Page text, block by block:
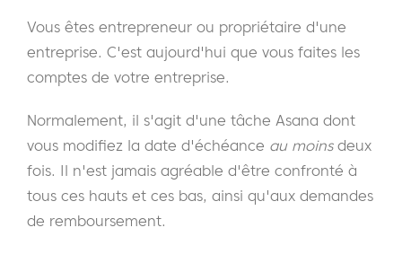
Vous êtes entrepreneur ou propriétaire d'une
entreprise. C'est aujourd'hui que vous faites les
comptes de votre entreprise.
Normalement, il s'agit d'une tâche Asana dont
vous modifiez la date d'échéance au moinsdeux
fois. Il n'est jamais agréable d'être confronté à
tous ces hauts et ces bas, ainsi qu'aux demandes
de remboursement.